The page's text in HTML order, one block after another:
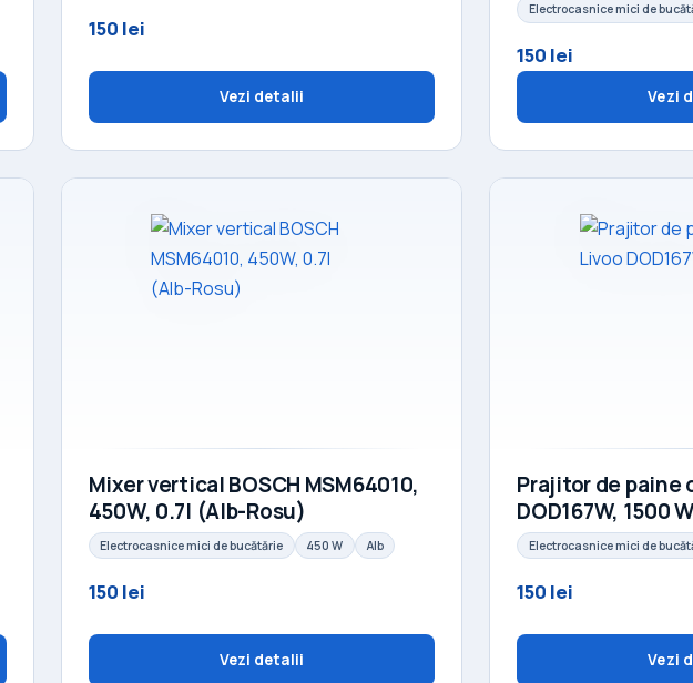
150 lei
Vezi detalii
Electrocasnice mici de
150 lei
Vezi
Mixer vertical BOSCH MSM64010,
450W, 0.7l (Alb-Rosu)
Electrocasnice mici de bucătărie 450 W Alb
150 lei
Vezi detalii
Prajitor de paine
DOD167W, 1500 W
Electrocasnice mici de
150 lei
Vezi